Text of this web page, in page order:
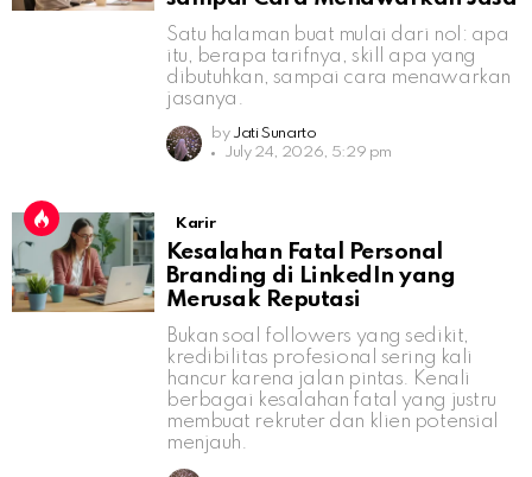
Satu halaman buat mulai dari nol: apa
itu, berapa tarifnya, skill apa yang
dibutuhkan, sampai cara menawarkan
jasanya.
by Jati Sunarto
July 24, 2026, 5:29 pm
Karir
Kesalahan Fatal Personal
Branding di LinkedIn yang
Merusak Reputasi
Bukan soal followers yang sedikit,
kredibilitas profesional sering kali
hancur karena jalan pintas. Kenali
berbagai kesalahan fatal yang justru
membuat rekruter dan klien potensial
menjauh.